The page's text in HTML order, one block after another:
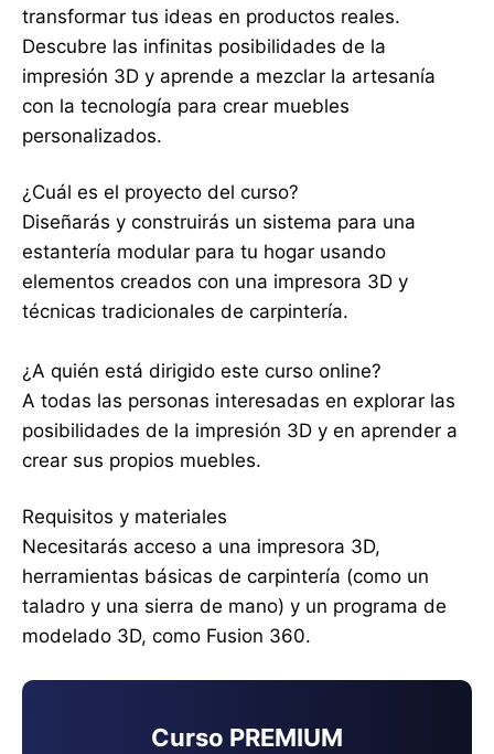
transformar tus ideas en productos reales.
Descubre las infinitas posibilidades de la
impresión 3D y aprende a mezclar la artesanía
con la tecnología para crear muebles
personalizados.
¿Cuál es el proyecto del curso?
Diseñarás y construirás un sistema para una
estantería modular para tu hogar usando
elementos creados con una impresora 3D y
técnicas tradicionales de carpintería.
¿A quién está dirigido este curso online?
A todas las personas interesadas en explorar las
posibilidades de la impresión 3D y en aprender a
crear sus propios muebles.
Requisitos y materiales
Necesitarás acceso a una impresora 3D,
herramientas básicas de carpintería (como un
taladro y una sierra de mano) y un programa de
modelado 3D, como Fusion 360.
Curso PREMIUM